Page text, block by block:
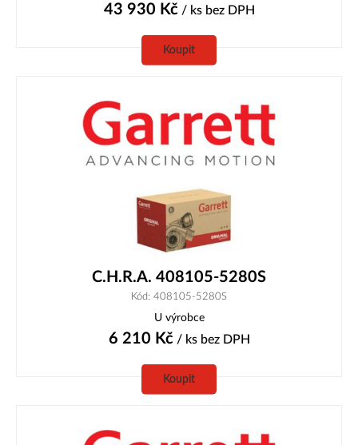
43 930 Kč/ ks bez DPH
Koupit
C.H.R.A. 408105-5280S
Kód: 408105-5280S
U výrobce
6 210 Kč/ ks bez DPH
Koupit